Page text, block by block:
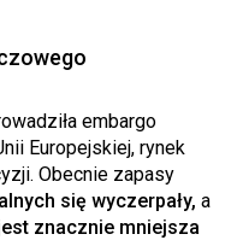
embargo
Europejskiej, rynek
Obecnie zapasy
się wyczerpały, a
znacznie mniejsza